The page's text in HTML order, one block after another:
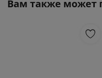
Вам также может